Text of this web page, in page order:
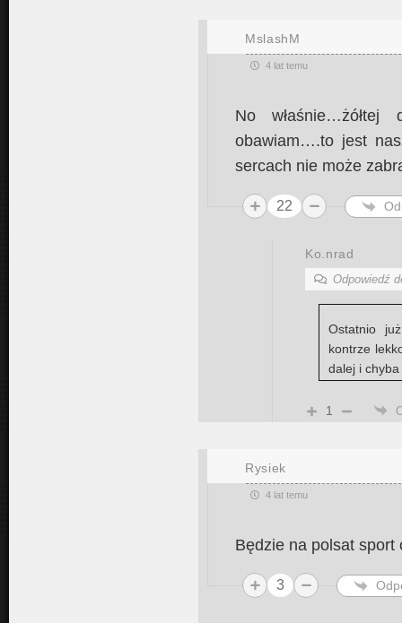
MslashM
4 lat temu
No właśnie…żółtej
obawiam….to jest
sercach nie może
22
Ko.nrad
Odpowiedź
Ostatnio
kontrze
dalej i
1
Rysiek
4 lat temu
Będzie na polsat sport
3